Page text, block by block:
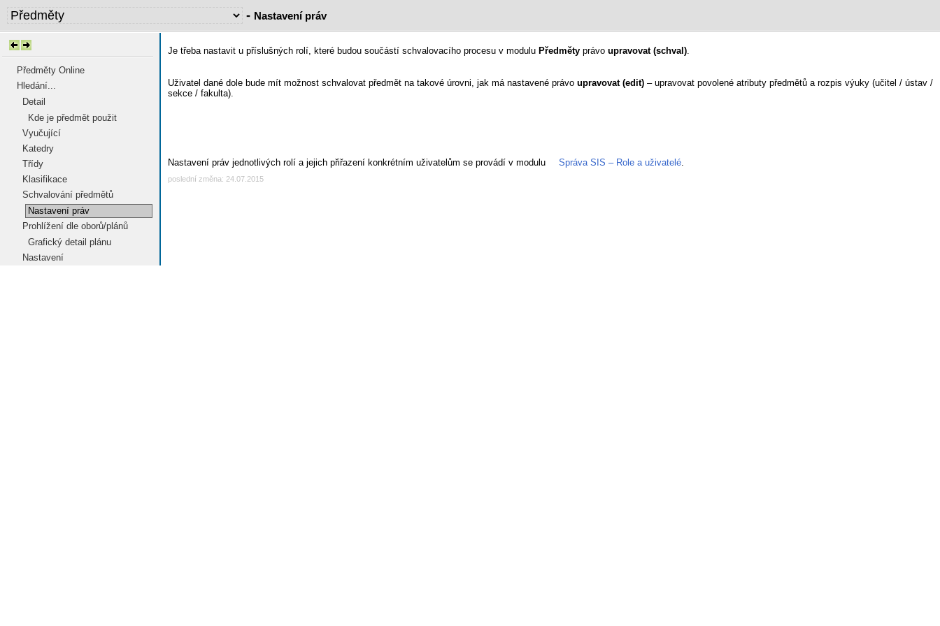
- Nastavení práv
Předměty Online
Hledání...
Detail
Kde je předmět použit
Vyučující
Katedry
Třídy
Klasifikace
Schvalování předmětů
Nastavení práv
Prohlížení dle oborů/plánů
Grafický detail plánu
Nastavení
Je třeba nastavit u příslušných rolí, které budou součástí schvalovacího procesu v modulu Předměty právo upravovat (schval).
Uživatel dané dole bude mít možnost schvalovat předmět na takové úrovni, jak má nastavené právo upravovat (edit) – upravovat povolené atributy předmětů a rozpis výuky (učitel / ústav /
sekce / fakulta).
Nastavení práv jednotlivých rolí a jejich přiřazení konkrétním uživatelům se provádí v modulu Správa SIS – Role a uživatelé.
poslední změna: 24.07.2015